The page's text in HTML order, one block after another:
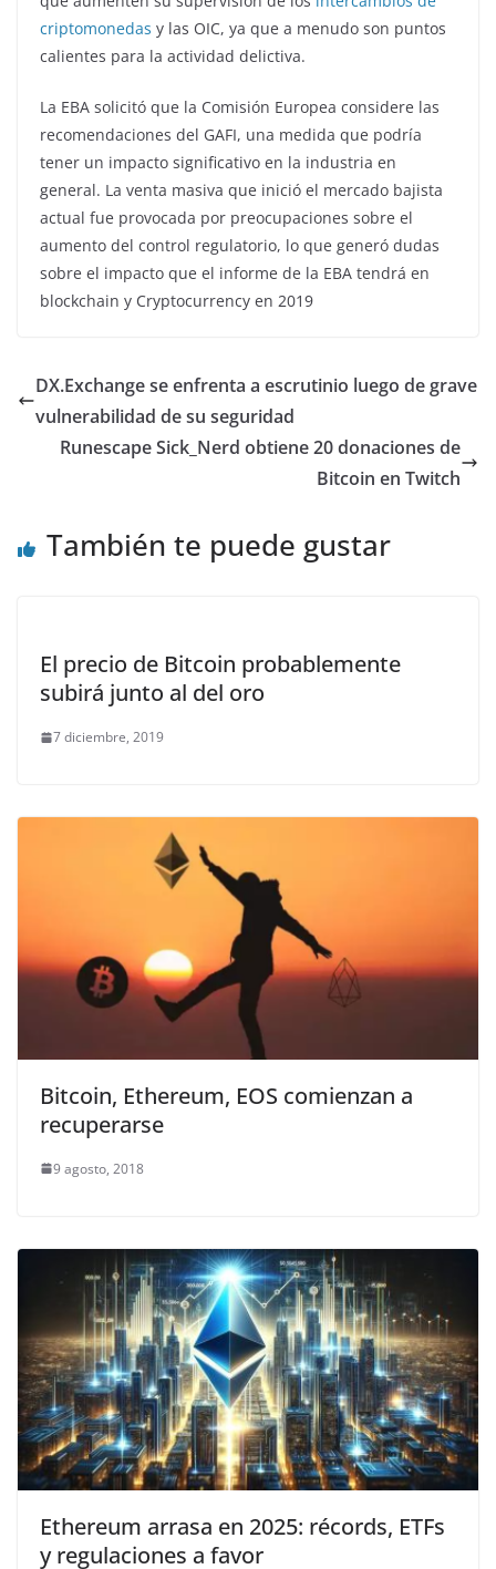
criptomonedas y las OIC, ya que a menudo son puntos
calientes para la actividad delictiva.
La EBA solicitó que la Comisión Europea considere las
recomendaciones del GAFI, una medida que podría
tener un impacto significativo en la industria en
general. La venta masiva que inició el mercado bajista
actual fue provocada por preocupaciones sobre el
aumento del control regulatorio, lo que generó dudas
sobre el impacto que el informe de la EBA tendrá en
blockchain y Cryptocurrency en 2019
DX.Exchange se enfrenta a escrutinio luego de grave
vulnerabilidad de su seguridad
Runescape Sick_Nerd obtiene 20 donaciones de
Bitcoin en Twitch
También te puede gustar
El precio de Bitcoin probablemente
subirá junto al del oro
7 diciembre, 2019
Bitcoin, Ethereum, EOS comienzan a
recuperarse
9 agosto, 2018
Ethereum arrasa en 2025: récords, ETFs
y regulaciones a favor